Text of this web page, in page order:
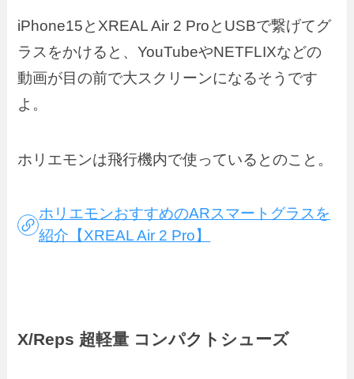
iPhone15とXREAL Air 2 ProとUSBで繋げてグ
ラスをかけると、YouTubeやNETFLIXなどの
動画が目の前で大スクリーンになるそうです
よ。
ホリエモンは飛行機内で使っているとのこと。
ホリエモンおすすめのARスマートグラスを
紹介【XREAL Air 2 Pro】
X/Reps 超軽量 コンパクトシューズ